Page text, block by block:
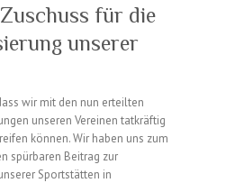
für die
unserer
wir mit den nun erteilten
unseren Vereinen tatkräftig
können. Wir haben uns zum
spürbaren Beitrag zur
Sportstätten in